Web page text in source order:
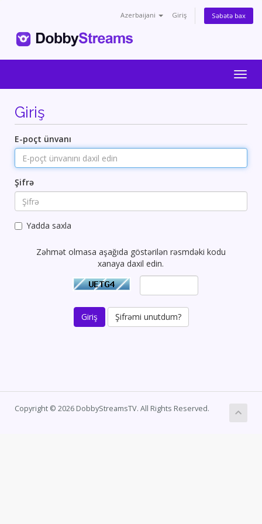
Azerbaijani Giriş Səbətə bax
Giriş
E-poçt ünvanı
Şifrə
Yadda saxla
Zəhmət olmasa aşağıda göstərilən rəsmdəki kodu
xanaya daxil edin.
Şifrəmi unutdum?
Copyright © 2026 DobbyStreamsTV. All Rights Reserved.